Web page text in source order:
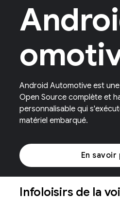
Android Automotive est
Open Source complète et
personnalisable qui
matériel embarqué.
En savoir
Infoloisirs de la